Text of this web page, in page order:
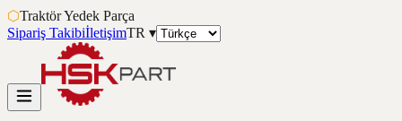
⬡Traktör Yedek Parça
Sipariş TakibiİletişimTR ▾